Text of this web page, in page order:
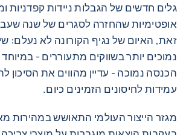
גלים חדשים של הגבלות ניידות קפדניות
אופטימיות שהחזרה לסגרים של שנה
זאת, האיום של נגיף הקורונה לא נעלם:
נמוכים יותר בשווקים מתעוררים -
הכנסה נמוכה - עדיין מהווים את הסיכון
עמידות לחיסונים הזמינים כיום.